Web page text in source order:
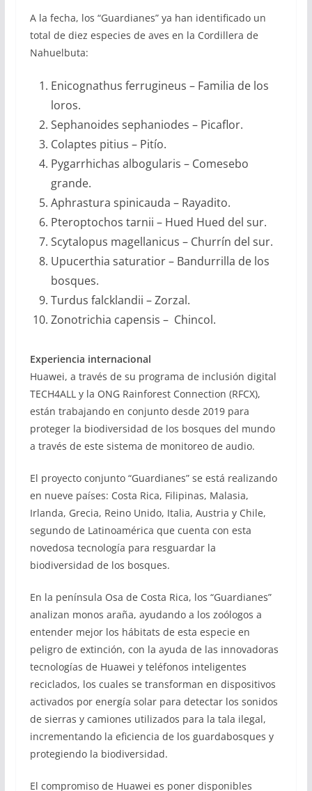
A la fecha, los “Guardianes” ya han identificado un
total de diez especies de aves en la Cordillera de
Nahuelbuta:
Enicognathus ferrugineus – Familia de los
loros.
Sephanoides sephaniodes – Picaflor.
Colaptes pitius – Pitío.
Pygarrhichas albogularis – Comesebo
grande.
Aphrastura spinicauda – Rayadito.
Pteroptochos tarnii – Hued Hued del sur.
Scytalopus magellanicus – Churrín del sur.
Upucerthia saturatior – Bandurrilla de los
bosques.
Turdus falcklandii – Zorzal.
Zonotrichia capensis – Chincol.
Experiencia internacional
Huawei, a través de su programa de inclusión digital
TECH4ALL y la ONG Rainforest Connection (RFCX),
están trabajando en conjunto desde 2019 para
proteger la biodiversidad de los bosques del mundo
a través de este sistema de monitoreo de audio.
El proyecto conjunto “Guardianes” se está realizando
en nueve países: Costa Rica, Filipinas, Malasia,
Irlanda, Grecia, Reino Unido, Italia, Austria y Chile,
segundo de Latinoamérica que cuenta con esta
novedosa tecnología para resguardar la
biodiversidad de los bosques.
En la península Osa de Costa Rica, los “Guardianes”
analizan monos araña, ayudando a los zoólogos a
entender mejor los hábitats de esta especie en
peligro de extinción, con la ayuda de las innovadoras
tecnologías de Huawei y teléfonos inteligentes
reciclados, los cuales se transforman en dispositivos
activados por energía solar para detectar los sonidos
de sierras y camiones utilizados para la tala ilegal,
incrementando la eficiencia de los guardabosques y
protegiendo la biodiversidad.
El compromiso de Huawei es poner disponibles